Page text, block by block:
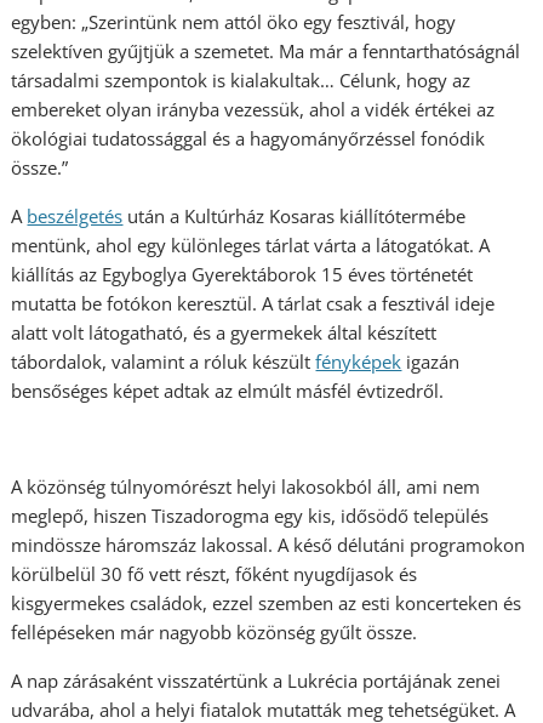
egyben: „Szerintünk nem attól öko egy fesztivál, hogy
szelektíven gyűjtjük a szemetet. Ma már a fenntarthatóságnál
társadalmi szempontok is kialakultak… Célunk, hogy az
embereket olyan irányba vezessük, ahol a vidék értékei az
ökológiai tudatossággal és a hagyományőrzéssel fonódik
össze.”
A beszélgetés után a Kultúrház Kosaras kiállítótermébe
mentünk, ahol egy különleges tárlat várta a látogatókat. A
kiállítás az Egyboglya Gyerektáborok 15 éves történetét
mutatta be fotókon keresztül. A tárlat csak a fesztivál ideje
alatt volt látogatható, és a gyermekek által készített
tábordalok, valamint a róluk készültfényképek igazán
bensőséges képet adtak az elmúlt másfél évtizedről.
A közönség túlnyomórészt helyi lakosokból áll, ami nem
meglepő, hiszen Tiszadorogma egy kis, idősödő település
mindössze háromszáz lakossal. A késő délutáni programokon
körülbelül 30 fő vett részt, főként nyugdíjasok és
kisgyermekes családok, ezzel szemben az esti koncerteken és
fellépéseken már nagyobb közönség gyűlt össze.
A nap zárásaként visszatértünk a Lukrécia portájának zenei
udvarába, ahol a helyi fiatalok mutatták meg tehetségüket. A